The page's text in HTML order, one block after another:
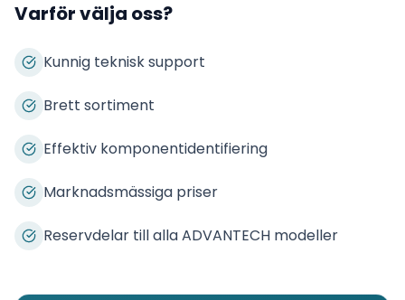
Varför välja oss?
Kunnig teknisk support
Brett sortiment
Effektiv komponentidentifiering
Marknadsmässiga priser
Reservdelar till alla ADVANTECH modeller